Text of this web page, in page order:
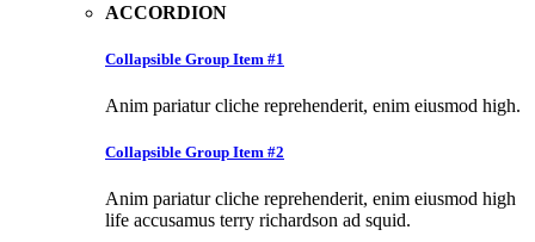
ACCORDION
Collapsible Group Item #1
Anim pariatur cliche reprehenderit, enim eiusmod high.
Collapsible Group Item #2
Anim pariatur cliche reprehenderit, enim eiusmod high
life accusamus terry richardson ad squid.